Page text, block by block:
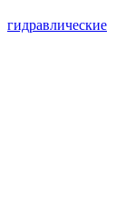
гидравлические